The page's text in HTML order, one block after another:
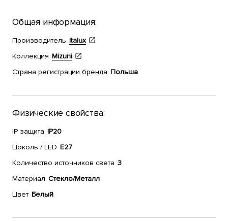
Общая информация:
Производитель Italux
Коллекция Mizuni
Страна регистрации бренда Польша
Физические свойства:
IP защита IP20
Цоколь / LED Е27
Количество источников света 3
Материал Стекло/Металл
Цвет Белый